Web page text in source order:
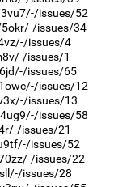
issues/52
issues/34
issues/4
issues/1
issues/65
issues/12
issues/13
issues/58
issues/21
issues/52
issues/22
issues/28